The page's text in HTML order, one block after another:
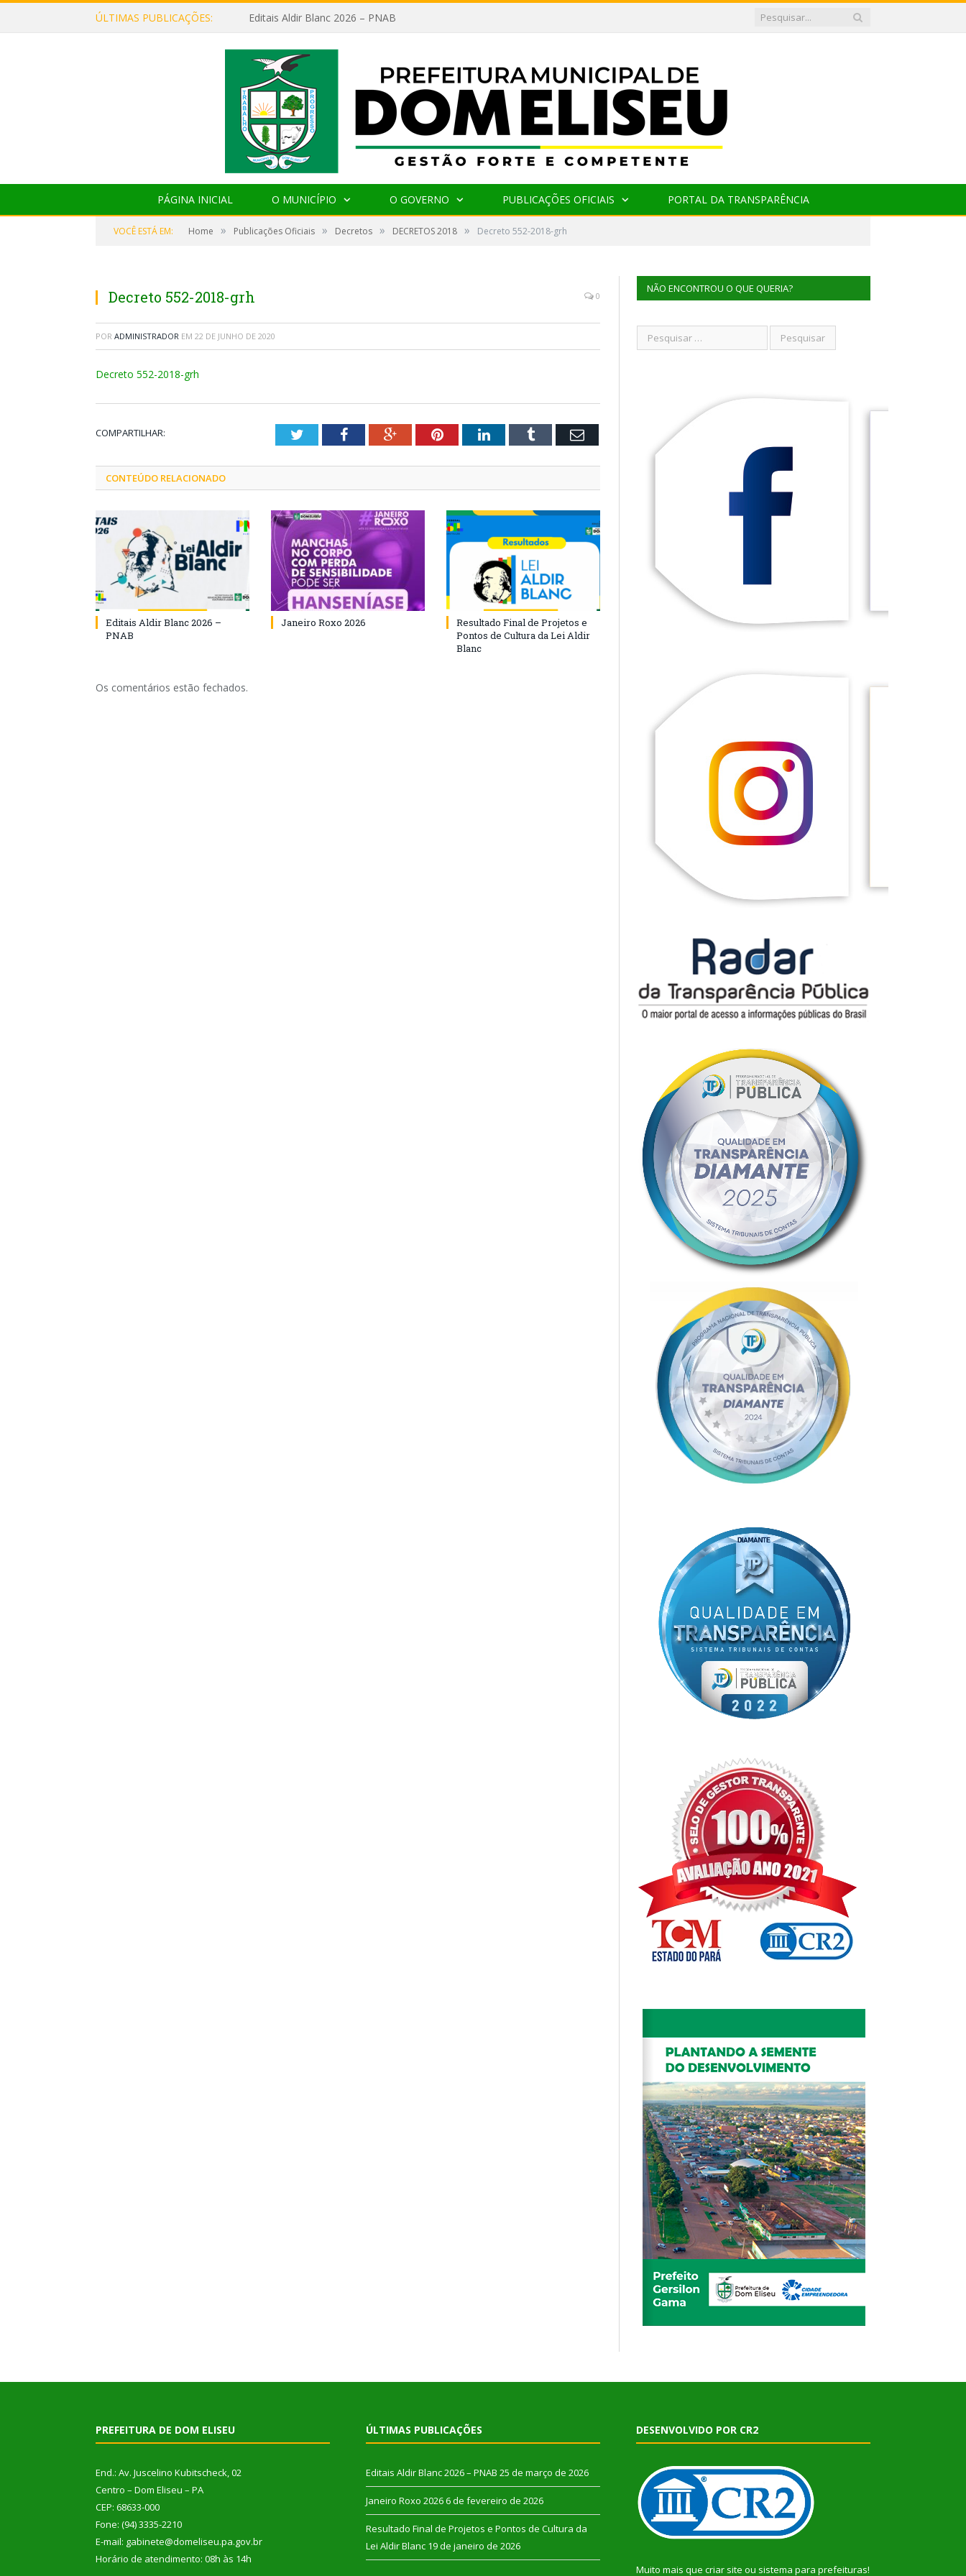
ÚLTIMAS PUBLICAÇÕES: Editais Aldir Blanc 2026 – PNAB
PÁGINA INICIAL O MUNICÍPIO O GOVERNO PUBLICAÇÕES OFICIAIS PORTAL DA TRANSPARÊNCIA
VOCÊ ESTÁ EM: Home » Publicações Oficiais » Decretos » DECRETOS 2018 » Decreto 552-2018-grh
Decreto 552-2018-grh 0
POR ADMINISTRADOR EM 22 DE JUNHO DE 2020
Decreto 552-2018-grh
COMPARTILHAR: TwitterFacebookGoogle+PinterestLinkedInTumblr Email
CONTEÚDO RELACIONADO
Editais Aldir Blanc 2026 –
PNAB
Janeiro Roxo 2026
Resultado Final de Projetos e
Pontos de Cultura da Lei Aldir
Blanc
Os comentários estão fechados.
NÃO ENCONTROU O QUE QUERIA?
PREFEITURA DE DOM ELISEU
End.: Av. Juscelino Kubitscheck, 02
Centro – Dom Eliseu – PA
CEP: 68633-000
Fone: (94) 3335-2210
E-mail: gabinete@domeliseu.pa.gov.br
Horário de atendimento: 08h às 14h
ÚLTIMAS PUBLICAÇÕES
Editais Aldir Blanc 2026 – PNAB 25 de março de 2026
Janeiro Roxo 2026 6 de fevereiro de 2026
Resultado Final de Projetos e Pontos de Cultura da
Lei Aldir Blanc 19 de janeiro de 2026
DESENVOLVIDO POR CR2
Muito mais que criar site ou sistema para prefeituras!